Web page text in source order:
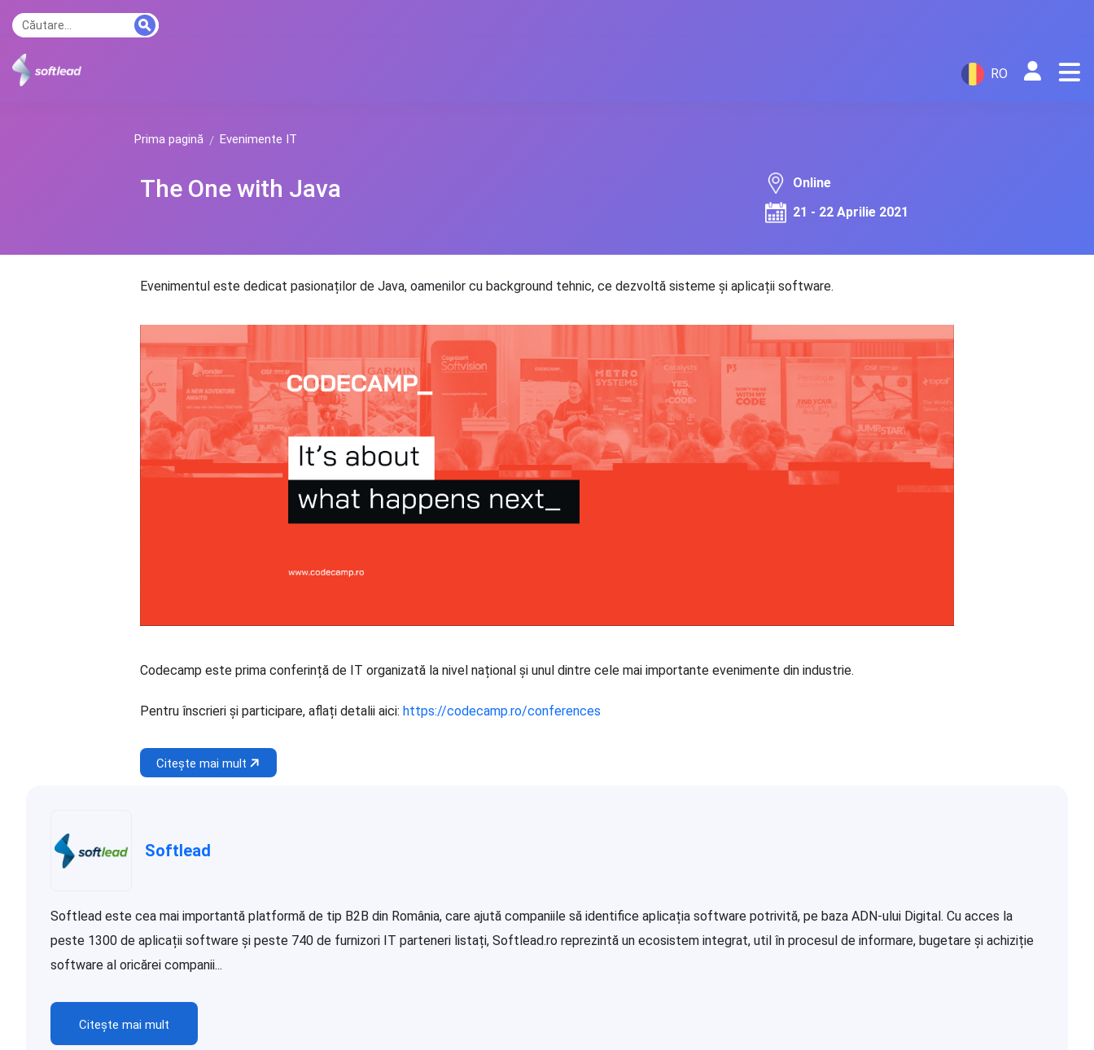
RO
Prima pagină Evenimente IT
The One with Java
Online
21 - 22 Aprilie 2021
Evenimentul este dedicat pasionaților de Java, oamenilor cu background tehnic, ce dezvoltă sisteme și aplicații software.
Codecamp este prima conferință de IT organizată la nivel național și unul dintre cele mai importante evenimente din industrie.
Pentru înscrieri și participare, aflați detalii aici: https://codecamp.ro/conferences
Citește mai mult
Softlead
Softlead este cea mai importantă platformă de tip B2B din România, care ajută companiile să identifice aplicația software potrivită, pe baza ADN-ului Digital. Cu acces la
peste 1300 de aplicații software și peste 740 de furnizori IT parteneri listați, Softlead.ro reprezintă un ecosistem integrat, util în procesul de informare, bugetare și achiziție
software al oricărei companii...
Citește mai mult